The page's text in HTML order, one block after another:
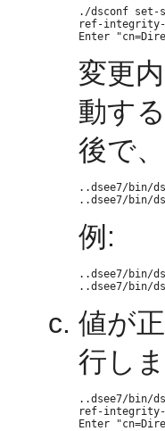
./dsconf set-
ref-integrity-
変更
動す
後で
..dsee7/bin/
例:
..dsee7/bin/
値が
行しま
..dsee7/bin/
ref-integrity-
Enter